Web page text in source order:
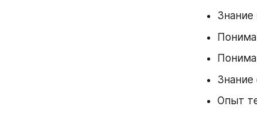
Знание
Знание
Опыт